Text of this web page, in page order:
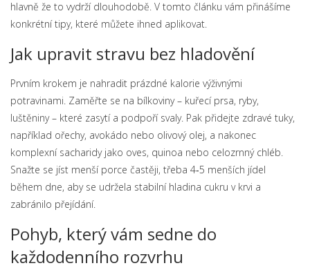
hlavně že to vydrží dlouhodobě. V tomto článku vám přinášíme
konkrétní tipy, které můžete ihned aplikovat.
Jak upravit stravu bez hladovění
Prvním krokem je nahradit prázdné kalorie výživnými
potravinami. Zaměřte se na bílkoviny – kuřecí prsa, ryby,
luštěniny – které zasytí a podpoří svaly. Pak přidejte zdravé tuky,
například ořechy, avokádo nebo olivový olej, a nakonec
komplexní sacharidy jako oves, quinoa nebo celozrnný chléb.
Snažte se jíst menší porce častěji, třeba 4‑5 menších jídel
během dne, aby se udržela stabilní hladina cukru v krvi a
zabránilo přejídání.
Pohyb, který vám sedne do
každodenního rozvrhu